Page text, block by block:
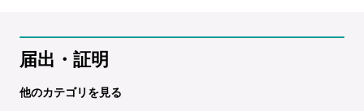
届出・証明
他のカテゴリを見る